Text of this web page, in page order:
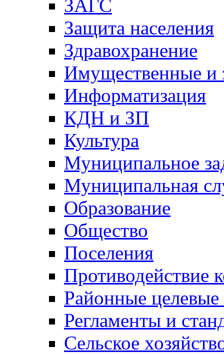
ЗАГС
Защита населения
Здравохранение
Имущественные и
Информатизация
КДН и ЗП
Культура
Муниципальное
Муниципальная
Образование
Общество
Поселения
Противодействие
Районные
Регламенты и
Сельское